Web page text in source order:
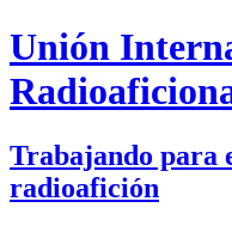
Unión
Trabajando para
radioafición